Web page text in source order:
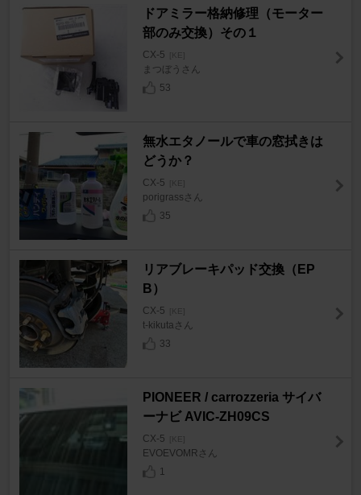
ドアミラー格納修理（モーター
部のみ交換）その１
CX-5 [KE]
まつぼうさん
53
無水エタノールで車の窓拭きは
どうか？
CX-5 [KE]
porigrassさん
35
リアブレーキパッド交換（EP
B）
CX-5 [KE]
t-kikutaさん
33
PIONEER / carrozzeria サイバ
ーナビ AVIC-ZH09CS
CX-5 [KE]
EVOEVOMRさん
1